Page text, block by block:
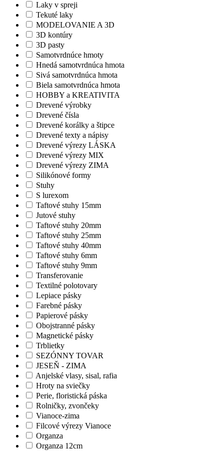
Laky v spreji
Tekuté laky
MODELOVANIE A 3D
3D kontúry
3D pasty
Samotvrdnúce hmoty
Hnedá samotvrdnúca hmota
Sivá samotvrdnúca hmota
Biela samotvrdnúca hmota
HOBBY a KREATIVITA
Drevené výrobky
Drevené čísla
Drevené korálky a štipce
Drevené texty a nápisy
Drevené výrezy LÁSKA
Drevené výrezy MIX
Drevené výrezy ZIMA
Silikónové formy
Stuhy
S lurexom
Taftové stuhy 15mm
Jutové stuhy
Taftové stuhy 20mm
Taftové stuhy 25mm
Taftové stuhy 40mm
Taftové stuhy 6mm
Taftové stuhy 9mm
Transferovanie
Textilné polotovary
Lepiace pásky
Farebné pásky
Papierové pásky
Obojstranné pásky
Magnetické pásky
Trblietky
SEZÓNNY TOVAR
JESEŇ - ZIMA
Anjelské vlasy, sisal, rafia
Hroty na sviečky
Perie, floristická páska
Rolničky, zvončeky
Vianoce-zima
Filcové výrezy Vianoce
Organza
Organza 12cm